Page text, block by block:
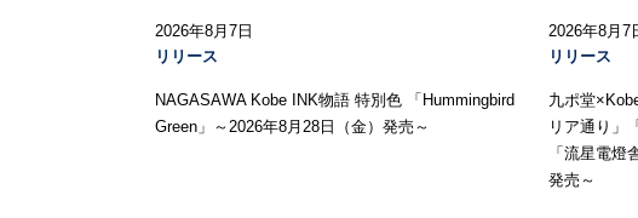
2026年8月7日
リリース
NAGASAWA Kobe INK物語 特別色 「Hummingbird
Green」～2026年8月28日（金）発売～
2026年8月7
リリース
九ポ堂
リア通り」
「流星電
発売～